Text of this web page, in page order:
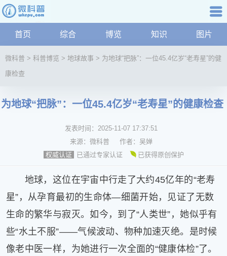
科普知识 航
首页 综合 博览 知识 图片
普
讯
技
文
健
康
微科普 > 科普博览 > 地球故事 > 为地球“把脉”：一位45.4亿岁“老寿星”的健
康检查
为地球“把脉”：一位45.4亿岁“老寿星”的健康检查
发表时间： 2025-11-07 17:37:51
来源： 微科普 作者： 吴婵
权威认证
已通过专家认证 已获得原创保护
地球，这位在宇宙中行走了大约45亿年的“老寿
星”，从孕育最初的生命体—细菌开始，见证了无数
生命的繁华与寂灭。如今，到了“人类世”，她似乎有
些“水土不服”——气候波动、物种加速灭绝。是时候
像老中医一样，为她进行一次全面的“健康体检”了。